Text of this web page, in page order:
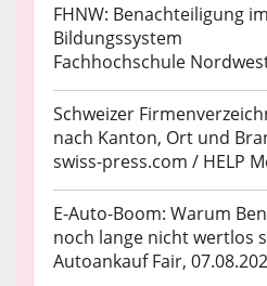
FHNW: Benachteiligung
Bildungssystem
Fachhochschule
Schweizer
nach Kanton, Ort und
swiss-press.com / HELP
E-Auto-Boom: Warum
noch lange nicht wertlos
Autoankauf Fair,